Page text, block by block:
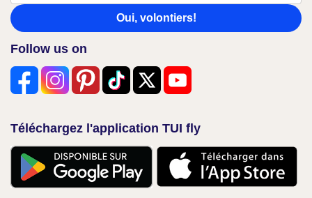
Oui, volontiers!
Follow us on
Téléchargez l'application TUI fly